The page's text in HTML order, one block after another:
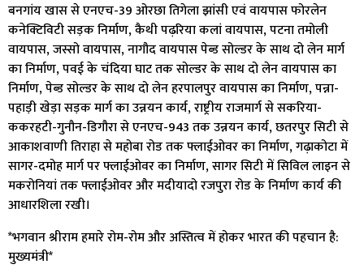
बनगांय खास से एनएच-39 ओरछा तिगेला झांसी एवं वायपास फोरलेन
कनेक्टिविटी सड़क निर्माण, कैथी पढ़रिया कलां वायपास, पटना तमोली
वायपास, जस्सो वायपास, नागौद वायपास पेब्ड सोल्डर के साथ दो लेन मार्ग
का निर्माण, पवई के चंदिया घाट तक सोल्डर के साथ दो लेन वायपास का
निर्माण, पेब्ड सोल्डर के साथ दो लेन हरपालपुर वायपास का निर्माण, पन्ना-
पहाड़ी खेड़ा सड़क मार्ग का उन्नयन कार्य, राष्ट्रीय राजमार्ग से सकरिया-
ककरहटी-गुनौन-डिगौरा से एनएच-943 तक उन्नयन कार्य, छतरपुर सिटी से
आकाशवाणी तिराहा से महोबा रोड तक फ्लाईओवर का निर्माण, गढ़ाकोटा में
सागर-दमोह मार्ग पर फ्लाईओवर का निर्माण, सागर सिटी में सिविल लाइन से
मकरोनियां तक फ्लाईओवर और मदीयादो रजपुरा रोड के निर्माण कार्य की
आधारशिला रखी।
*भगवान श्रीराम हमारे रोम-रोम और अस्तित्व में होकर भारत की पहचान है:
मुख्यमंत्री*